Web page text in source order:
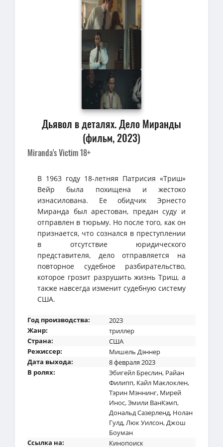
Дьявол в деталях. Дело Миранды
(фильм, 2023)
Miranda's Victim 18+
В 1963 году 18-летняя Патрисия «Триш»
Вейр была похищена и жестоко
изнасилована. Ее обидчик Эрнесто
Миранда был арестован, предан суду и
отправлен в тюрьму. Но после того, как он
признается, что сознался в преступлении
в отсутствие юридического
представителя, дело отправляется на
повторное судебное разбирательство,
которое грозит разрушить жизнь Триш, а
также навсегда изменит судебную систему
США.
Год производства:
2023
Жанр:
триллер
Страна:
США
Режиссер:
Мишель Дэннер
Дата выхода:
8 февраля 2023
В ролях:
Эбигейл Бреслин, Райан
Филипп, Кайл Маклоклен,
Тэрин Мэннинг, Мирей
Инос,Эмили ВанКэмп,
Дональд Сазерленд, Нолан
Гулд,Люк Уилсон,Джош
Боуман
Ссылка на:
Кинопоиск